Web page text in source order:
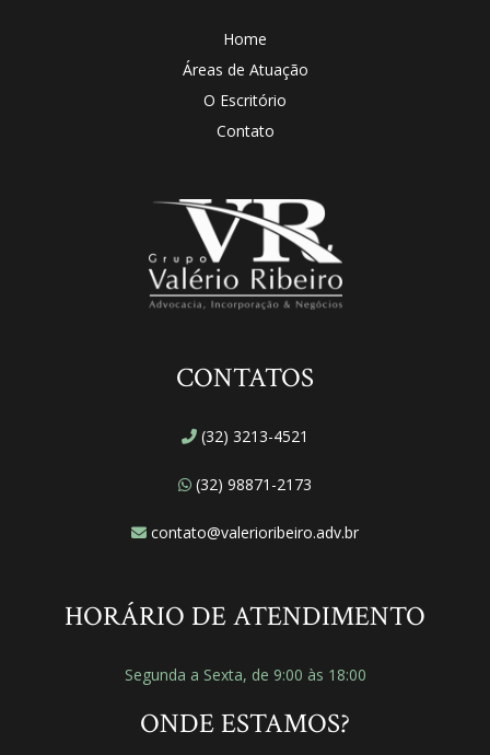
Home
Áreas de Atuação
O Escritório
Contato
CONTATOS
(32) 3213-4521
(32) 98871-2173
contato@valerioribeiro.adv.br
HORÁRIO DE ATENDIMENTO
Segunda a Sexta, de 9:00 às 18:00
ONDE ESTAMOS?